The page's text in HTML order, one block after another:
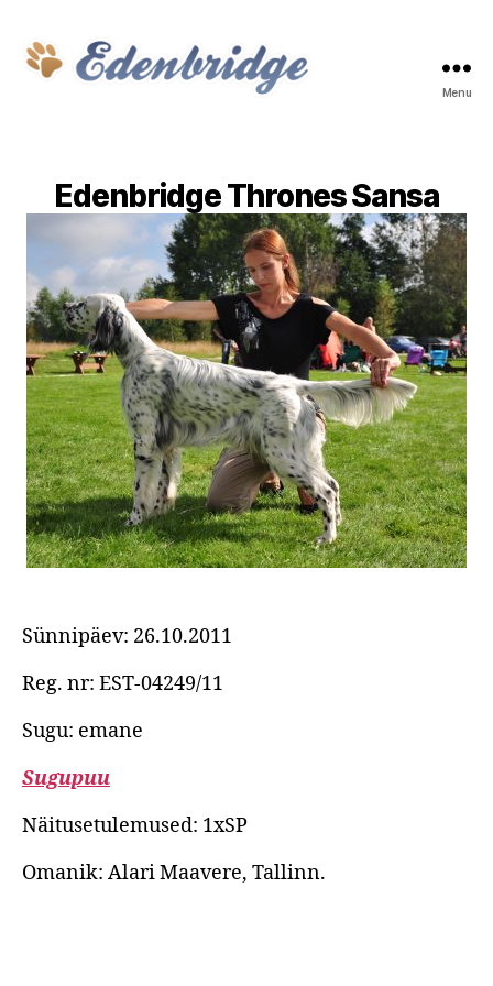
Menu
Edenbridge Thrones Sansa
Sünnipäev: 26.10.2011
Reg. nr: EST-04249/11
Sugu: emane
Sugupuu
Näitusetulemused: 1xSP
Omanik: Alari Maavere, Tallinn.